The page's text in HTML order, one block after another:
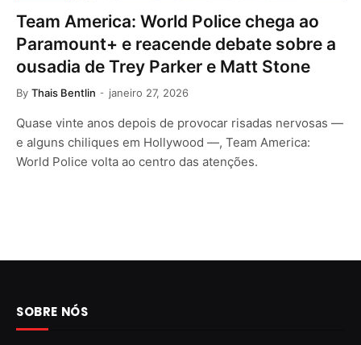
Team America: World Police chega ao
Paramount+ e reacende debate sobre a
ousadia de Trey Parker e Matt Stone
By Thais Bentlin janeiro 27, 2026
Quase vinte anos depois de provocar risadas nervosas —
e alguns chiliques em Hollywood —, Team America:
World Police volta ao centro das atenções.
SOBRE NÓS